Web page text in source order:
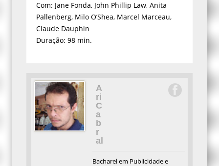
Com: Jane Fonda, John Phillip Law, Anita
Pallenberg, Milo O’Shea, Marcel Marceau,
Claude Dauphin
Duração: 98 min.
A
ri
C
a
b
r
al
Bacharel em Publicidade e